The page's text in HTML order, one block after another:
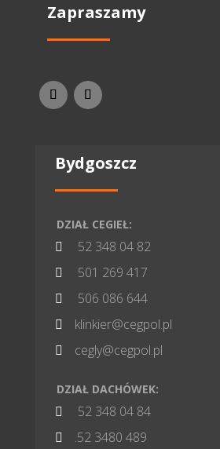
Zapraszamy
Bydgoszcz
DZIAŁ CEGIEŁ:
 52 348 04 82
 501 269 417
 506 086 644
 klinkier@cegpol.pl
 cegly@cegpol.pl
DZIAŁ DACHÓWEK:
 52 348 04 84
 .52 3480 489